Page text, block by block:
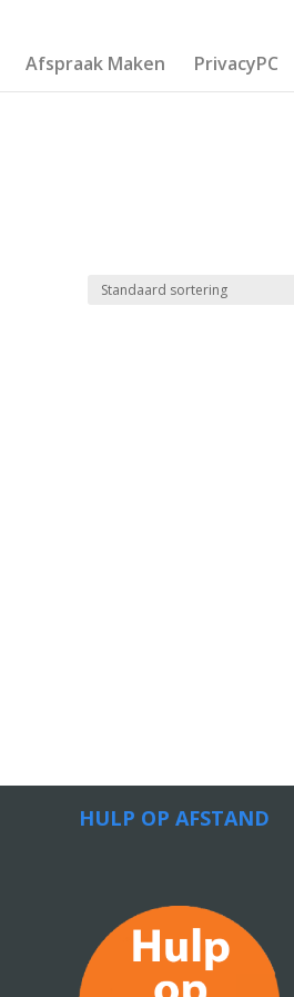
Afspraak Maken PrivacyPC
HULP OP AFSTAND